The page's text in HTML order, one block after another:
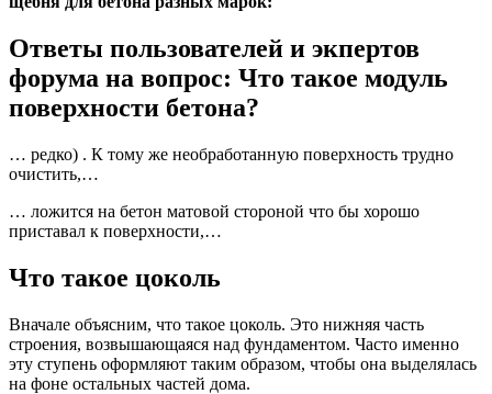
Ответы пользователей и экпертов
форума на вопрос: Что такое модуль
поверхности бетона?
… редко) . К тому же необработанную поверхность трудно
очистить,…
… ложится на бетон матовой стороной что бы хорошо
приставал к поверхности,…
Что такое цоколь
Вначале объясним, что такое цоколь. Это нижняя часть
строения, возвышающаяся над фундаментом. Часто именно
эту ступень оформляют таким образом, чтобы она выделялась
на фоне остальных частей дома.